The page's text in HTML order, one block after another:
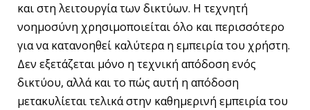
και στη λειτουργία των δικτύων. Η τεχνητή
νοημοσύνη χρησιμοποιείται όλο και περισσότερο
για να κατανοηθεί καλύτερα η εμπειρία του χρήστη.
Δεν εξετάζεται μόνο η τεχνική απόδοση ενός
δικτύου, αλλά και το πώς αυτή η απόδοση
μετακυλίεται τελικά στην καθημερινή εμπειρία του